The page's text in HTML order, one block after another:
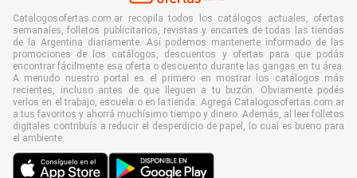
Catalogosofertas.com.ar recopila todos los catálogos actuales, ofertas
semanales, folletos publicitarios, revistas y encartes de todas las tiendas
de la Argentina diariamente. Así podemos mantenerte informado de las
promociones de los catálogos, descuentos y ofertas para que podás
encontrar fácilmente esa oferta o descuento durante las gangas en tu área.
A menudo nuestro portal es el primero en mostrar los catálogos más
recientes, incluso antes de que lleguen a tu buzón. Obviamente podés
verlos en el trabajo, escuela o en la tienda. Agregá Catalogosofertas.com.ar
a tus favoritos y ahorrá muchísimo tiempo y dinero. Además, al leer folletos
digitales contribuís a reducir el desperdicio de papel, lo cual es bueno para
el ambiente.